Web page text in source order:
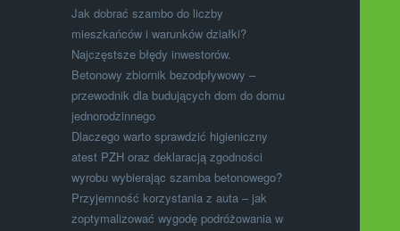
Jak dobrać szambo do liczby
mieszkańców i warunków działki?
Najczęstsze błędy inwestorów.
Betonowy zbiornik bezodpływowy –
przewodnik dla budujących dom do domu
jednorodzinnego
Dlaczego warto sprawdzić higieniczny
atest PZH oraz deklaracją zgodności
wyrobu wybierając szamba betonowego?
Przyjemność korzystania z auta – jak
zoptymalizować wygodę podróżowania w